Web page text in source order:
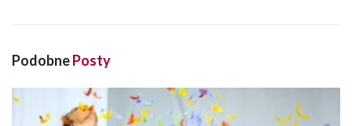
PodobnePosty